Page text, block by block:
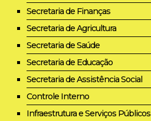
Secretaria de Finanças
Secretaria de Agricultura
Secretaria de Saúde
Secretaria de Educação
Secretaria de Assistência Social
Controle Interno
Infraestrutura e Serviços Públicos